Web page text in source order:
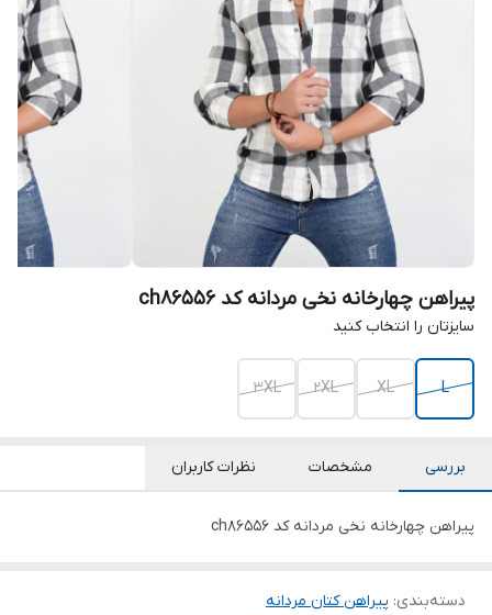
پیراهن چهارخانه نخی مردانه کد ch86556
سایزتان را انتخاب کنید
L
XL
2XL
3XL
بررسی مشخصات نظرات کاربران
پیراهن چهارخانه نخی مردانه کد ch86556
دسته‌بندی: پیراهن کتان مردانه